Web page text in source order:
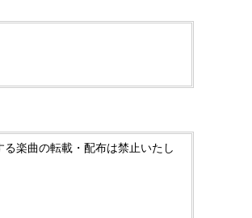
楽曲の転載・配布は禁止いたし